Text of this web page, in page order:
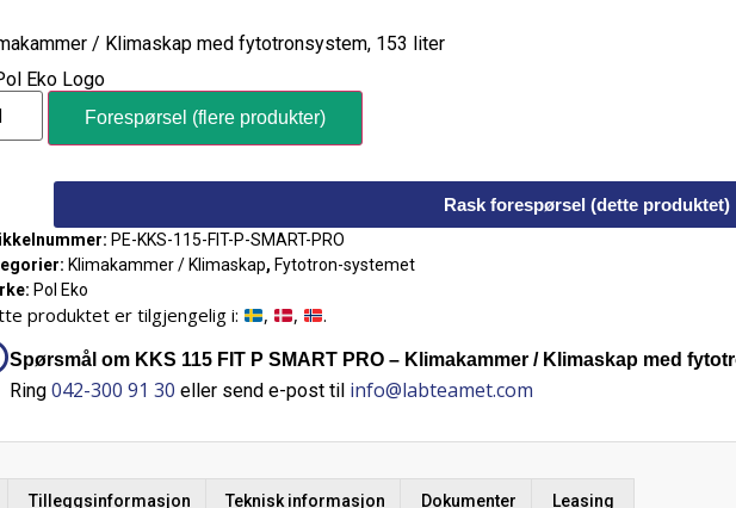
/ Klimaskap med fytotronsystem, 153 liter
Forespørsel (flere produkter)
Rask forespørsel (dette produktet)
PE-KKS-115-FIT-P-SMART-PRO
Klimakammer / Klimaskap, Fytotron-systemet
Pol Eko
produktet er tilgjengelig i: , , .
Spørsmål om KKS 115 FIT P SMART PRO – Klimakammer / Klimaskap med
Ring 042-300 91 30 eller send e-post til info@labteamet.com
Tilleggsinformasjon Teknisk informasjon Dokumenter Leasing